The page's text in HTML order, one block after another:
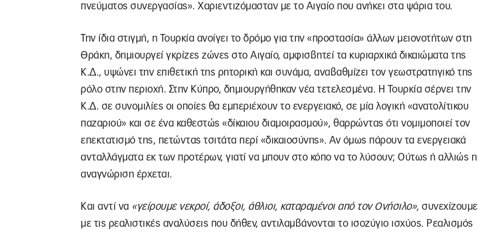
πνεύματος συνεργασίας». Χαριεντιζόμασταν με το Αιγαίο που ανήκει στα ψάρια του.
Την ίδια στιγμή, η Τουρκία ανοίγει το δρόμο για την «προστασία» άλλων μειονοτήτων στη
Θράκη, δημιουργεί γκρίζες ζώνες στο Αιγαίο, αμφισβητεί τα κυριαρχικά δικαιώματα της
Κ.Δ., υψώνει την επιθετική της ρητορική και συνάμα, αναβαθμίζει τον γεωστρατηγικό της
ρόλο στην περιοχή. Στην Κύπρο, δημιουργήθηκαν νέα τετελεσμένα. Η Τουρκία σέρνει την
Κ.Δ. σε συνομιλίες οι οποίες θα εμπεριέχουν το ενεργειακό, σε μία λογική «ανατολίτικου
παζαριού» και σε ένα καθεστώς «δίκαιου διαμοιρασμού», θαρρώντας ότι νομιμοποιεί τον
επεκτατισμό της, πετώντας τσιτάτα περί «δικαιοσύνης». Αν όμως πάρουν τα ενεργειακά
ανταλλάγματα εκ των προτέρων, γιατί να μπουν στο κόπο να το λύσουν; Ούτως ή αλλιώς η
αναγνώριση έρχεται.
Και αντί να «γείρουμε νεκροί, άδοξοι, άθλιοι, καταραμένοι από τον Ονήσιλο», συνεχίζουμε
με τις ρεαλιστικές αναλύσεις που δήθεν, αντιλαμβάνονται το ισοζύγιο ισχύος. Ρεαλισμός